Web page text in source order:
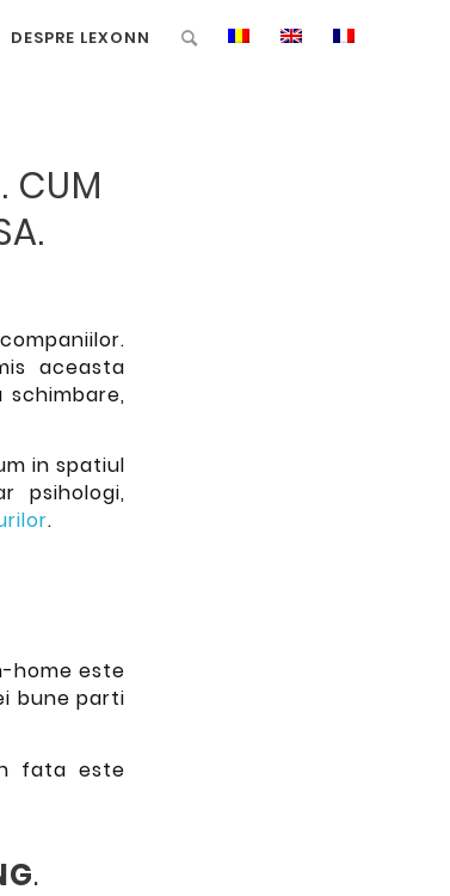
DESPRE LEXONN
CUM
aceasta
in spatiul
psihologi,
.
home este
bune parti
fata este
.